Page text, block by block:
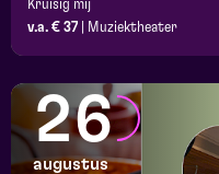
Kruisig mij
v.a. € 37
Muziektheater
26
augustus